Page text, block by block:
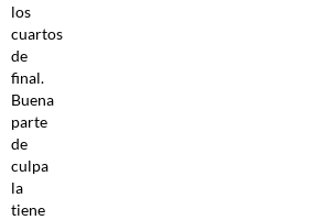
los
cuartos
de
final.
Buena
parte
de
culpa
la
tiene